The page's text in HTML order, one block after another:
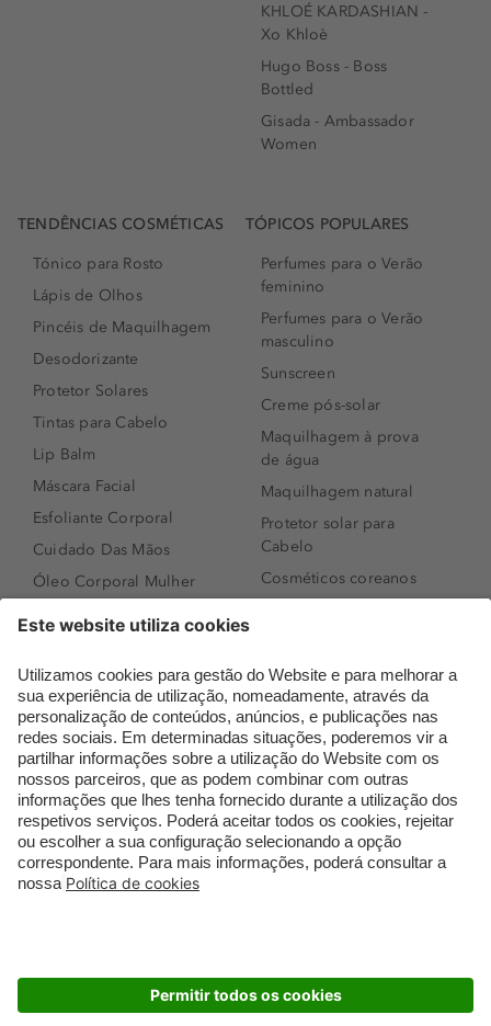
KHLOÉ KARDASHIAN -
Xo Khloè
Hugo Boss - Boss
Bottled
Gisada - Ambassador
Women
TENDÊNCIAS COSMÉTICAS
Tónico para Rosto
Lápis de Olhos
Pincéis de Maquilhagem
Desodorizante
Protetor Solares
Tintas para Cabelo
Lip Balm
Máscara Facial
Esfoliante Corporal
Cuidado Das Mãos
Óleo Corporal Mulher
Sérum de Rosto
Body mist & Spray
corporal
Produtos para Cabelo
Homem
Espuma de Limpeza
Facial
Dermocosmética
TÓPICOS POPULARES
Perfumes para o Verão
feminino
Perfumes para o Verão
masculino
Sunscreen
Creme pós-solar
Maquilhagem à prova
de água
Maquilhagem natural
Protetor solar para
Cabelo
Cosméticos coreanos
Perfumes árabes
Novidades
Melhores Perfumes
Femininos
TOP 10: Perfumes
Masculinos
Pestanas Postiças
Creme Rosto Homem
Embalagens Sustentáveis